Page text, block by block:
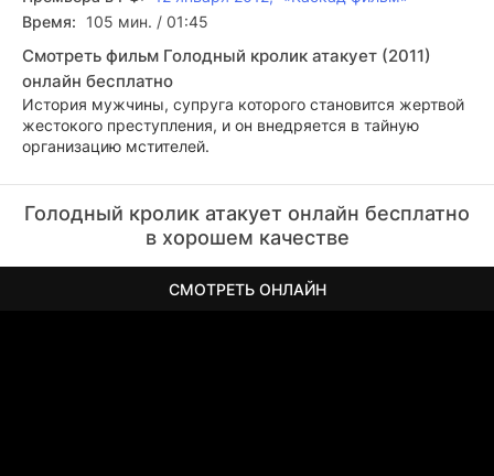
Время:
105 мин. / 01:45
Смотреть фильм Голодный кролик атакует (2011)
онлайн бесплатно
История мужчины, супруга которого становится жертвой
жестокого преступления, и он внедряется в тайную
организацию мстителей.
Голодный кролик атакует онлайн бесплатно
в хорошем качестве
СМОТРЕТЬ ОНЛАЙН